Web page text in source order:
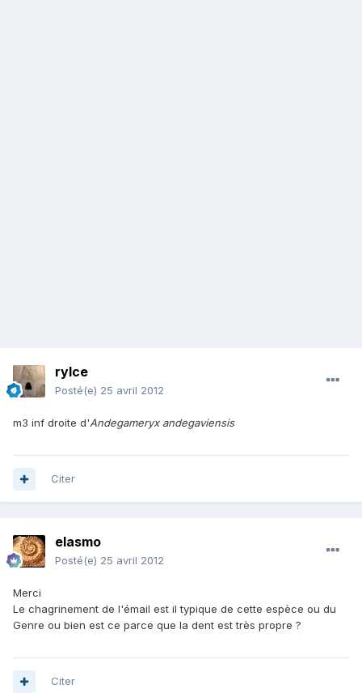
rylce
Posté(e) 25 avril 2012
m3 inf droite d'Andegameryx andegaviensis
Citer
elasmo
Posté(e) 25 avril 2012
Merci
Le chagrinement de l'émail est il typique de cette espèce ou du
Genre ou bien est ce parce que la dent est très propre ?
Citer